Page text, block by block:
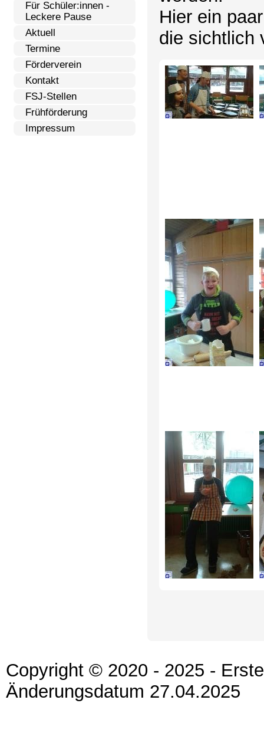
Für Schüler:innen -
Leckere Pause
Aktuell
Termine
Förderverein
Kontakt
FSJ-Stellen
Frühförderung
Impressum
Hier ein
die sichtlich
Copyright © 2020 - 2025 -
Änderungsdatum 27.04.2025